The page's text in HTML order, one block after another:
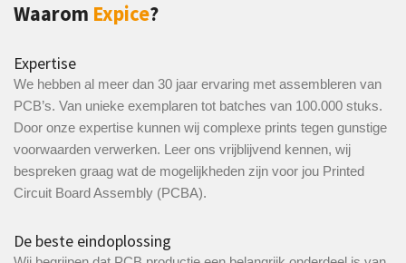
Waarom Expice?
Expertise
We hebben al meer dan 30 jaar ervaring met assembleren van
PCB’s. Van unieke exemplaren tot batches van 100.000 stuks.
Door onze expertise kunnen wij complexe prints tegen gunstige
voorwaarden verwerken. Leer ons vrijblijvend kennen, wij
bespreken graag wat de mogelijkheden zijn voor jou Printed
Circuit Board Assembly (PCBA).
De beste eindoplossing